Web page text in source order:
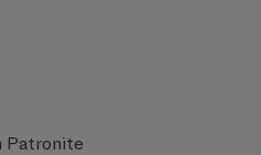
Patronite